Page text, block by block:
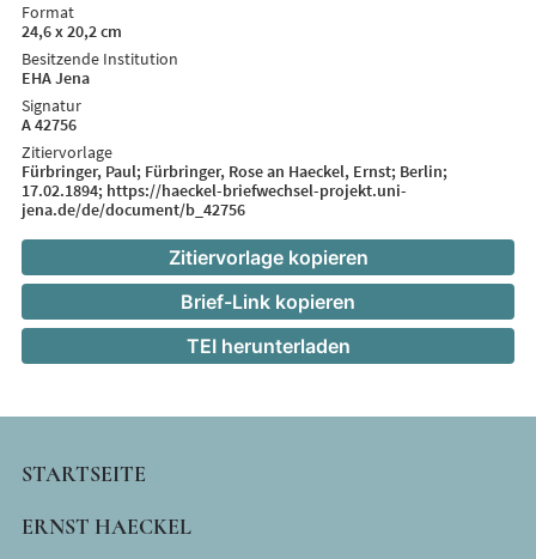
Format
24,6 x 20,2 cm
Besitzende Institution
EHA Jena
Signatur
A 42756
Zitiervorlage
Fürbringer, Paul; Fürbringer, Rose an Haeckel, Ernst; Berlin;
17.02.1894; https://haeckel-briefwechsel-projekt.uni-
jena.de/de/document/b_42756
Zitiervorlage kopieren
Brief-Link kopieren
TEI herunterladen
MAIN
NAVIGATION
STARTSEITE
ERNST HAECKEL